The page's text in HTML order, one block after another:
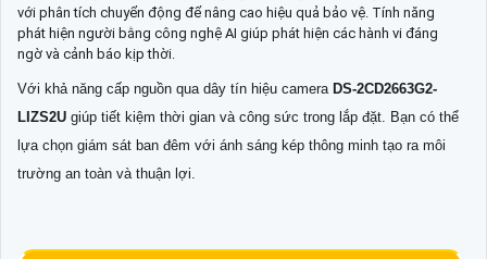
với phân tích chuyển động để nâng cao hiệu quả bảo vệ. Tính năng
phát hiện người bằng công nghệ AI giúp phát hiện các hành vi đáng
ngờ và cảnh báo kịp thời.
Với khả năng cấp nguồn qua dây tín hiệu camera DS-2CD2663G2-
LIZS2U giúp tiết kiệm thời gian và công sức trong lắp đặt. Bạn có thể
lựa chọn giám sát ban đêm với ánh sáng kép thông minh tạo ra môi
trường an toàn và thuận lợi.